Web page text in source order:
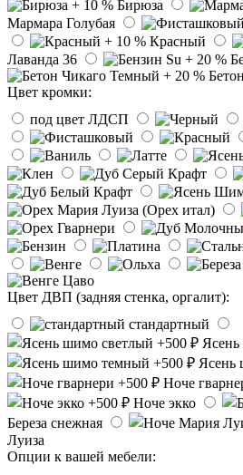
Бирюза
Мармара Голубая
Красный
Лаванда 36
Цвет кромки:
под цвет ЛДСП
Цвет ДВП (задняя стенка, оргалит):
стандартный
Ясень
Ноче
Ноче экко
Береза снежная
Луиза
Опции к вашей мебели: